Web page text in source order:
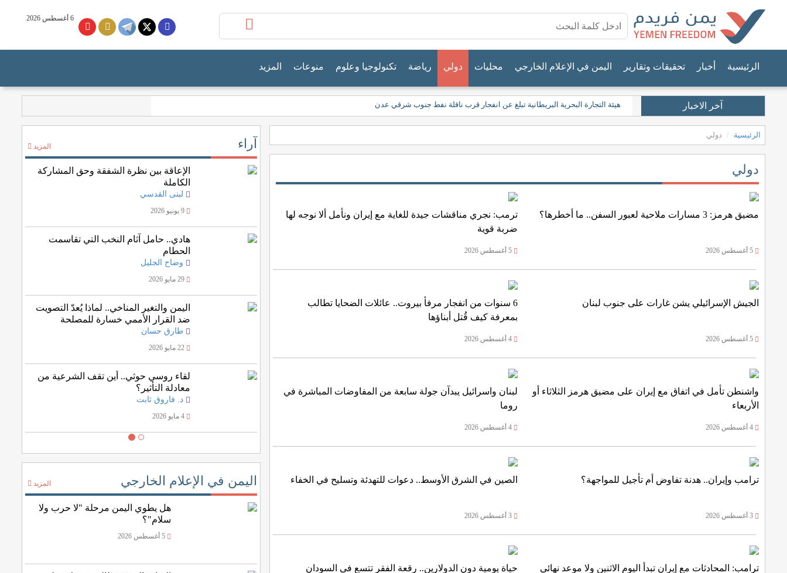
6 أغسطس 2026
الرئيسية أخبار تحقيقات وتقارير اليمن في الإعلام الخارجي محليات دولي رياضة تكنولوجيا وعلوم منوعات المزيد
آخر الاخبار هيئة التجارة البحرية البريطانية تبلغ عن انفجار قرب ناقلة نفط جنوب شرقي عدن
الرئيسية دولي
دولي
مضيق هرمز: 3 مسارات ملاحية لعبور السفن.. ما أخطرها؟
ترمب: نجري مناقشات جيدة للغاية مع إيران ونأمل ألا نوجه لها
ضربة قوية
5 أغسطس 2026
الجيش الإسرائيلي يشن غارات على جنوب لبنان
6 سنوات من انفجار مرفأ بيروت.. عائلات الضحايا تطالب
بمعرفة كيف قُتل أبناؤها
4 أغسطس 2026
واشنطن تأمل في اتفاق مع إيران على مضيق هرمز الثلاثاء أو
الأربعاء
لبنان واسرائيل يبدآن جولة سابعة من المفاوضات المباشرة في
روما
4 أغسطس 2026
ترامب وإيران.. هدنة تفاوض أم تأجيل للمواجهة؟ الصين في الشرق الأوسط.. دعوات للتهدئة وتسليح في الخفاء
3 أغسطس 2026
ترامب: المحادثات مع إيران تبدأ اليوم الاثنين ولا موعد نهائي
حياة يومية دون الدولارين.. رقعة الفقر تتسع في السودان
آراء المزيد
الإعاقة بين نظرة الشفقة وحق المشاركة
الكاملة
لبنى القدسي
هادي.. حامل آثام النخب التي تقاسمت
الحطام
وضاح الجليل
اليمن والتغير المناخي.. لماذا يُعدّ التصويت
ضد القرار الأممي خسارة للمصلحة
اليمنية؟
طارق حسان
لقاء روسي حوثي.. أين تقف الشرعية من
معادلة التأثير؟
د. فاروق ثابت
اليمن في الإعلام الخارجي المزيد
هل يطوي اليمن مرحلة "لا حرب ولا
سلام"؟